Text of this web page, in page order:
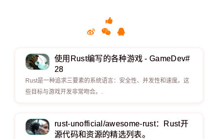
使用Rust编写的各种游戏 - GameDev#
28
Rust是一种追求三要素的系统语言：安全性、并发性和速度。这
些目标与游戏开发非常吻合。.
rust-unofficial/awesome-rust：Rust开
源代码和资源的精选列表。